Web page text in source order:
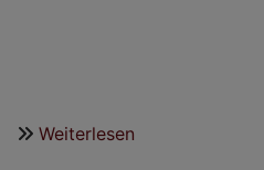
Weiterlesen